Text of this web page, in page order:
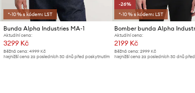
*-10 % s kódem: LST
Bunda Alpha Industries MA-1
Aktuální cena:
3299 Kč
Běžná cena: 4999 Kč
Nejnižší cena za posledních 30 dnů před poskytnutím
-26%
*-10 % s kódem: LST
Aktuální cena:
2199 Kč
Běžná cena: 2999 Kč
Nejnižší cena za posledních 30 dnů